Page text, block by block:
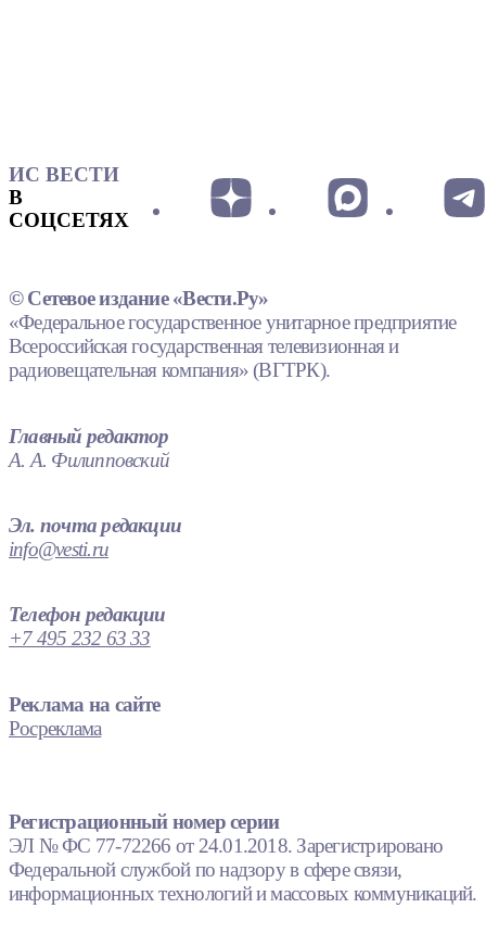
ИС ВЕСТИ
В
СОЦСЕТЯХ
© Сетевое издание «Вести.Ру»
«Федеральное государственное унитарное предприятие
Всероссийская государственная телевизионная и
радиовещательная компания» (ВГТРК).
Главный редактор
А. А. Филипповский
Эл. почта редакции
info@vesti.ru
Телефон редакции
+7 495 232 63 33
Реклама на сайте
Росреклама
Регистрационный номер серии
ЭЛ № ФС 77-72266 от 24.01.2018. Зарегистрировано
Федеральной службой по надзору в сфере связи,
информационных технологий и массовых коммуникаций.